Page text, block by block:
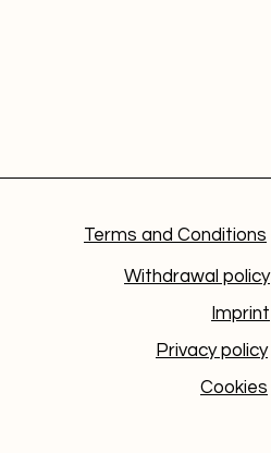
Terms and Conditions
Withdrawal policy
Imprint
Privacy policy
Cookies